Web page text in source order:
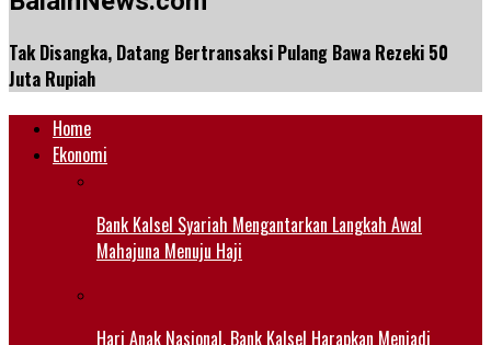
Tak Disangka, Datang Bertransaksi Pulang Bawa Rezeki 50
Juta Rupiah
Home
Ekonomi
Bank Kalsel Syariah Mengantarkan Langkah Awal
Mahajuna Menuju Haji
Hari Anak Nasional, Bank Kalsel Harapkan Menjadi